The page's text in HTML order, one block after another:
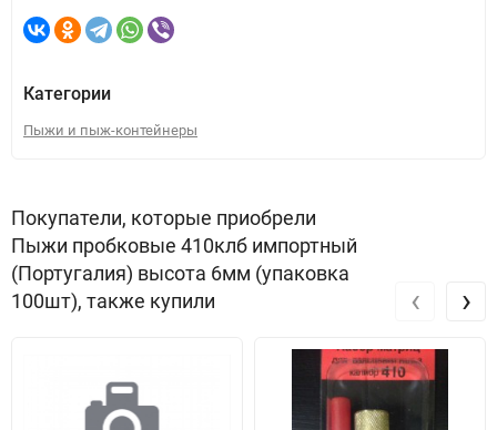
Категории
Пыжи и пыж-контейнеры
Покупатели, которые приобрели
Пыжи пробковые 410клб импортный
(Португалия) высота 6мм (упаковка
100шт), также купили
‹ ›